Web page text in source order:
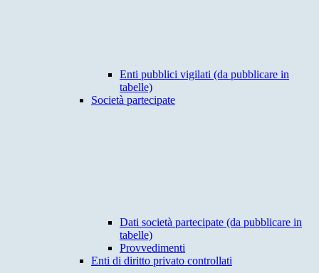
Enti pubblici vigilati (da pubblicare in
tabelle)
Società partecipate
Dati società partecipate (da pubblicare in
tabelle)
Provvedimenti
Enti di diritto privato controllati